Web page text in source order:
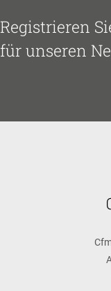
Registrieren
für unseren